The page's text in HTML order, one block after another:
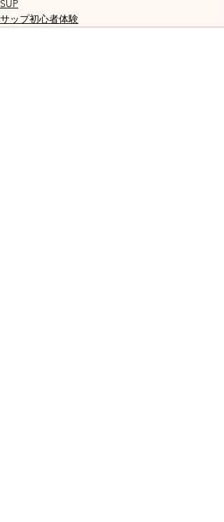
SUP
サップ初心者体験